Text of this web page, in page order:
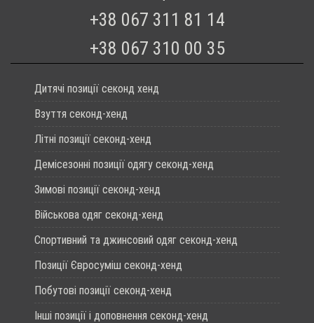
+38 067 311 81 14
+38 067 310 00 35
Дитячі позиції секонд хенд
Взуття секонд-хенд
Літні позиції секонд-хенд
Демісезонні позиції одягу секонд-хенд
Зимові позиції секонд-хенд
Військова одяг секонд-хенд
Спортивний та джинсовий одяг секонд-хенд
Позиції Євросуміш секонд-хенд
Побутові позиції секонд-хенд
Інші позиції і доповнення секонд-хенд